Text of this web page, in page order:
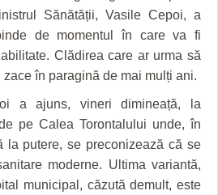
TIMIŞ
Sănătății, Vasile Cepoi, a
de momentul în care va fi
Clădirea care ar urma să
în paragină de mai mulți ani.
a ajuns, vineri dimineață, la
pe Calea Torontalului unde, în
la putere, se preconizează că se
moderne. Ultima variantă,
municipal, căzută demult, este